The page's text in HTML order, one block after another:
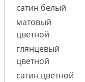
сатин белый
матовый
цветной
глянцевый
цветной
сатин цветной